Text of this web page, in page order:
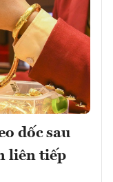
dốc sau
liên tiếp